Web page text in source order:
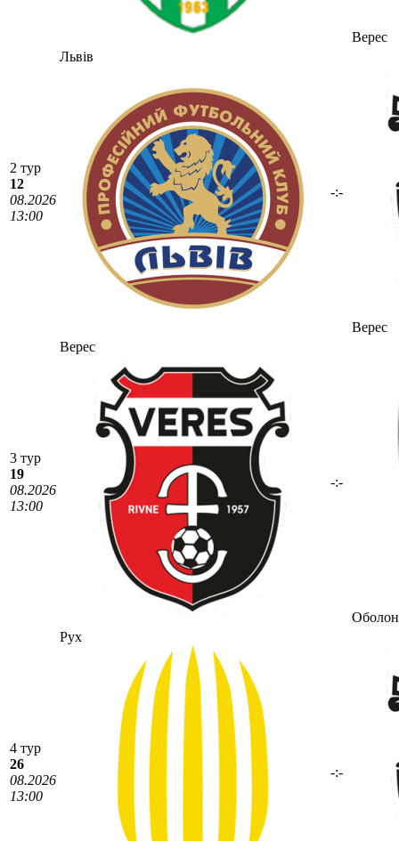
Верес
2 тур
12
08.2026
13:00
Львів
-:-
Верес
3 тур
19
08.2026
13:00
Верес
-:-
4 тур
26
08.2026
13:00
Рух
-:-